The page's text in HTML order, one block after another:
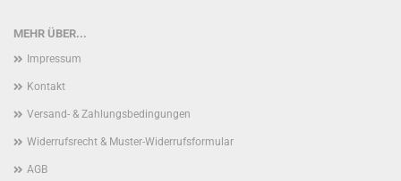
MEHR ÜBER...
Impressum
Kontakt
Versand- & Zahlungsbedingungen
Widerrufsrecht & Muster-Widerrufsformular
AGB